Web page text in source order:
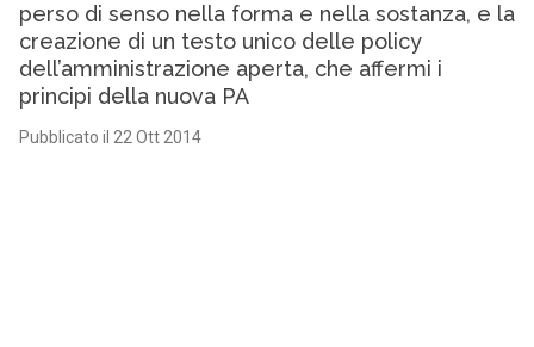
perso di senso nella forma e nella sostanza, e la
creazione di un testo unico delle policy
dell’amministrazione aperta, che affermi i
principi della nuova PA
Pubblicato il 22 Ott 2014